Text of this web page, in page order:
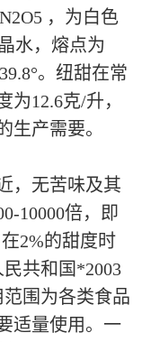
，为白色
水，熔点为
。纽甜在常
12.6克/升，
生产需要。
，无苦味及其
10000倍，即
2%的甜度时
共和国*2003
围为各类食品
适量使用。一